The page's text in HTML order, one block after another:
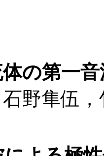
体の第一
野隼伍，